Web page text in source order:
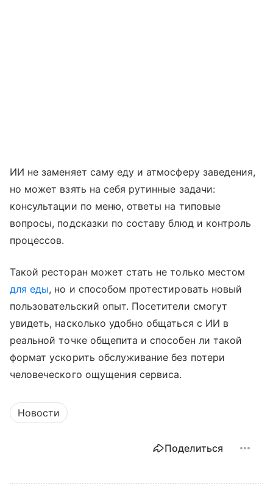
ИИ не заменяет саму еду и атмосферу заведения,
но может взять на себя рутинные задачи:
консультации по меню, ответы на типовые
вопросы, подсказки по составу блюд и контроль
процессов.
Такой ресторан может стать не только местом
для еды, но и способом протестировать новый
пользовательский опыт. Посетители смогут
увидеть, насколько удобно общаться с ИИ в
реальной точке общепита и способен ли такой
формат ускорить обслуживание без потери
человеческого ощущения сервиса.
Новости
Поделиться